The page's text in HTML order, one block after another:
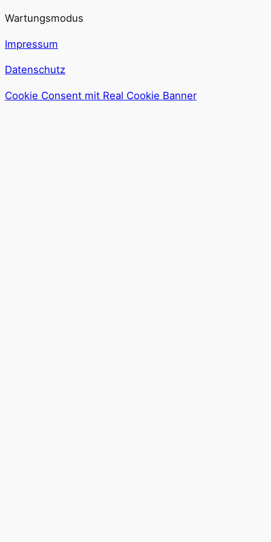
Wartungsmodus
Impressum
Datenschutz
Cookie Consent mit Real Cookie Banner